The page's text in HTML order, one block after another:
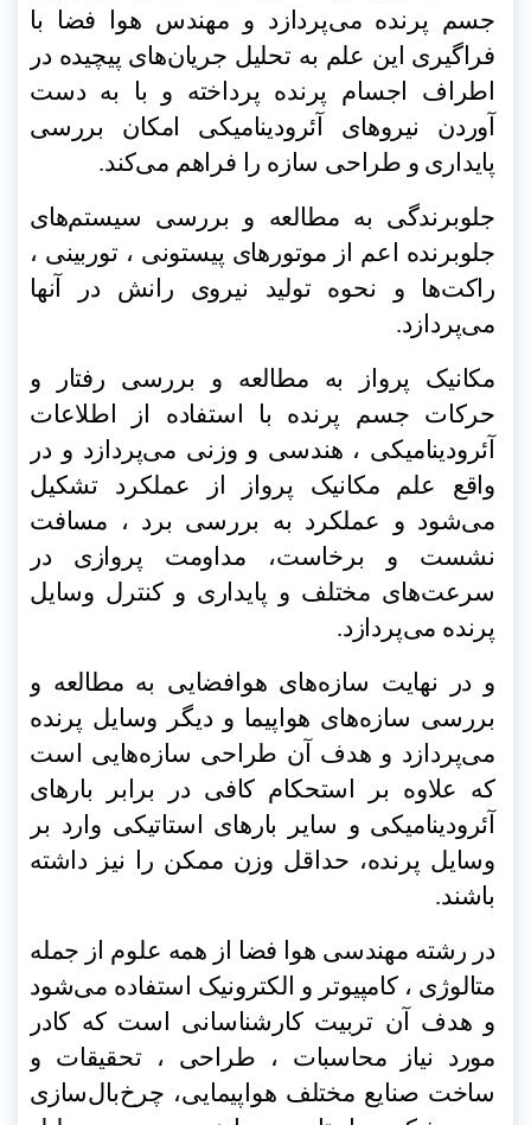
جسم پرنده می‌پردازد و مهندس هوا فضا با
فراگیری این علم به تحلیل جریان‌های پیچیده در
اطراف اجسام پرنده پرداخته و با به دست
آوردن نیروهای آئرودینامیکی امکان بررسی
پایداری و طراحی سازه را فراهم می‌کند.
جلوبرندگی به مطالعه و بررسی سیستم‌های
جلوبرنده اعم از موتورهای پیستونی ، توربینی ،
راکت‌ها و نحوه تولید نیروی رانش در آنها
می‌پردازد.
مکانیک پرواز به مطالعه و بررسی رفتار و
حرکات جسم پرنده با استفاده از اطلاعات
آئرودینامیکی ، هندسی و وزنی می‌پردازد و در
واقع علم مکانیک پرواز از عملکرد تشکیل
می‌شود و عملکرد به بررسی برد ، مسافت
نشست و برخاست، مداومت پروازی در
سرعت‌های مختلف و پایداری و کنترل وسایل
پرنده می‌پردازد.
و در نهایت سازه‌های هوافضایی به مطالعه و
بررسی سازه‌های هواپیما و دیگر وسایل پرنده
می‌پردازد و هدف آن طراحی سازه‌هایی است
که علاوه بر استحکام کافی در برابر بارهای
آئرودینامیکی و سایر بارهای استاتیکی وارد بر
وسایل پرنده، حداقل وزن ممکن را نیز داشته
باشند.
در رشته مهندسی هوا فضا از همه علوم از جمله
متالوژی ، کامپیوتر و الکترونیک استفاده می‌شود
و هدف آن تربیت کارشناسانی است که کادر
مورد نیاز محاسبات ، طراحی ، تحقیقات و
ساخت صنایع مختلف هواپیمایی، چرخ‌بال‌سازی